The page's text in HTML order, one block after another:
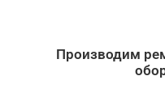
Производим